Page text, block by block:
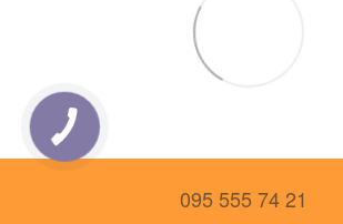
095 555 74 21